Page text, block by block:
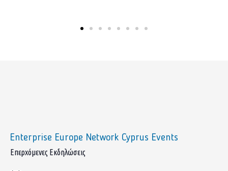
Enterprise Europe Network Cyprus Events
sidebar
Επερχόμενες Εκδηλώσεις